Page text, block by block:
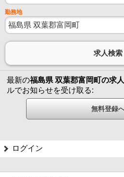
勤務地
最新の福島県 双葉郡富岡町の求人
ルでお知らせを受け取る:
ログイン